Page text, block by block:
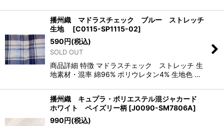
播州織 マドラスチェック ブルー ストレッチ
生地
[C0115-SP1115-02]
590円(税込)
SOLD OUT
商品詳細 特徴 マドラスチェック ストレッチ 生
地素材・混率 綿96% ポリウレタン4% 生地色 …
播州織 キュプラ・ポリエステル混ジャカード
ホワイト ペイズリー柄 [J0090-SM7806A]
990円(税込)